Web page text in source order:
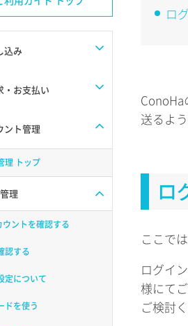
込み
・お支払い
ント管理
理 トップ
理
ントを確認する
認する
定について
ドを使う
ロ
送るよ
ロ
ここで
ログイ
様にて
ご検討